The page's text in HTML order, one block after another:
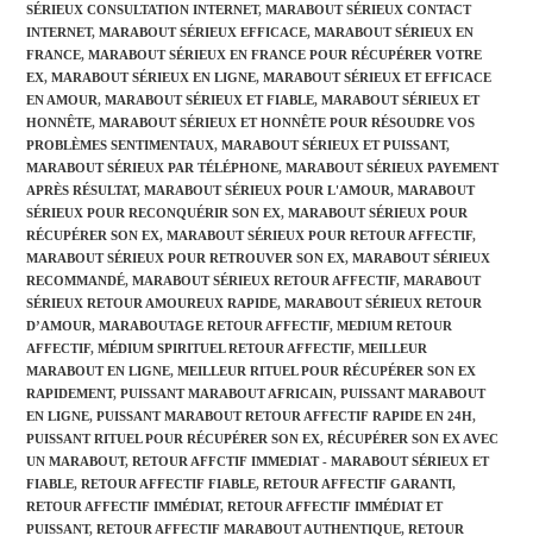
SÉRIEUX CONSULTATION INTERNET, MARABOUT SÉRIEUX CONTACT
INTERNET, MARABOUT SÉRIEUX EFFICACE, MARABOUT SÉRIEUX EN
FRANCE, MARABOUT SÉRIEUX EN FRANCE POUR RÉCUPÉRER VOTRE
EX, MARABOUT SÉRIEUX EN LIGNE, MARABOUT SÉRIEUX ET EFFICACE
EN AMOUR, MARABOUT SÉRIEUX ET FIABLE, MARABOUT SÉRIEUX ET
HONNÊTE, MARABOUT SÉRIEUX ET HONNÊTE POUR RÉSOUDRE VOS
PROBLÈMES SENTIMENTAUX, MARABOUT SÉRIEUX ET PUISSANT,
MARABOUT SÉRIEUX PAR TÉLÉPHONE, MARABOUT SÉRIEUX PAYEMENT
APRÈS RÉSULTAT, MARABOUT SÉRIEUX POUR L'AMOUR, MARABOUT
SÉRIEUX POUR RECONQUÉRIR SON EX, MARABOUT SÉRIEUX POUR
RÉCUPÉRER SON EX, MARABOUT SÉRIEUX POUR RETOUR AFFECTIF,
MARABOUT SÉRIEUX POUR RETROUVER SON EX, MARABOUT SÉRIEUX
RECOMMANDÉ, MARABOUT SÉRIEUX RETOUR AFFECTIF, MARABOUT
SÉRIEUX RETOUR AMOUREUX RAPIDE, MARABOUT SÉRIEUX RETOUR
D’AMOUR, MARABOUTAGE RETOUR AFFECTIF, MEDIUM RETOUR
AFFECTIF, MÉDIUM SPIRITUEL RETOUR AFFECTIF, MEILLEUR
MARABOUT EN LIGNE, MEILLEUR RITUEL POUR RÉCUPÉRER SON EX
RAPIDEMENT, PUISSANT MARABOUT AFRICAIN, PUISSANT MARABOUT
EN LIGNE, PUISSANT MARABOUT RETOUR AFFECTIF RAPIDE EN 24H,
PUISSANT RITUEL POUR RÉCUPÉRER SON EX, RÉCUPÉRER SON EX AVEC
UN MARABOUT, RETOUR AFFCTIF IMMEDIAT - MARABOUT SÉRIEUX ET
FIABLE, RETOUR AFFECTIF FIABLE, RETOUR AFFECTIF GARANTI,
RETOUR AFFECTIF IMMÉDIAT, RETOUR AFFECTIF IMMÉDIAT ET
PUISSANT, RETOUR AFFECTIF MARABOUT AUTHENTIQUE, RETOUR